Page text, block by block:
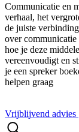
Communicatie en
verhaal, het
de juiste
over
hoe je deze
vereenvoudigt en
je een spreker
helpen graag
Vrijblijvend advies